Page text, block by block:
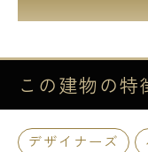
この建物の特
デザイナーズ